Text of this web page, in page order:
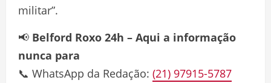
militar”.
📢 Belford Roxo 24h – Aqui a informação
nunca para
📞 WhatsApp da Redação: (21) 97915-5787